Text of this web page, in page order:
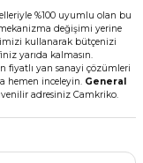
%100 uyumlu olan bu
değişimi yerine
kullanarak bütçenizi
yarıda kalmasın.
fiyatlı yan sanayi çözümleri
hemen inceleyin. General
adresiniz Camkriko.